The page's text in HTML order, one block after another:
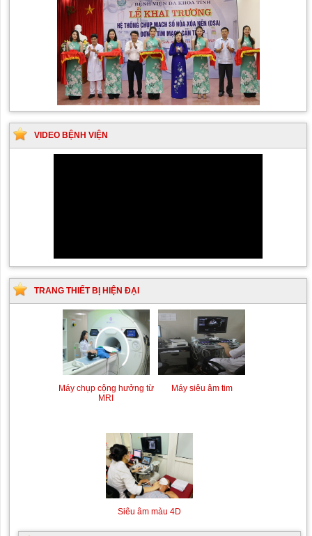
VIDEO BỆNH VIỆN
TRANG THIẾT BỊ HIỆN ĐẠI
Máy chụp cộng hưởng từ
Siêu âm Doppler xuyên
sọ
Máy siêu âm tim
Kỹ thuật chụp mạch máu
Siêu âm màu 4D